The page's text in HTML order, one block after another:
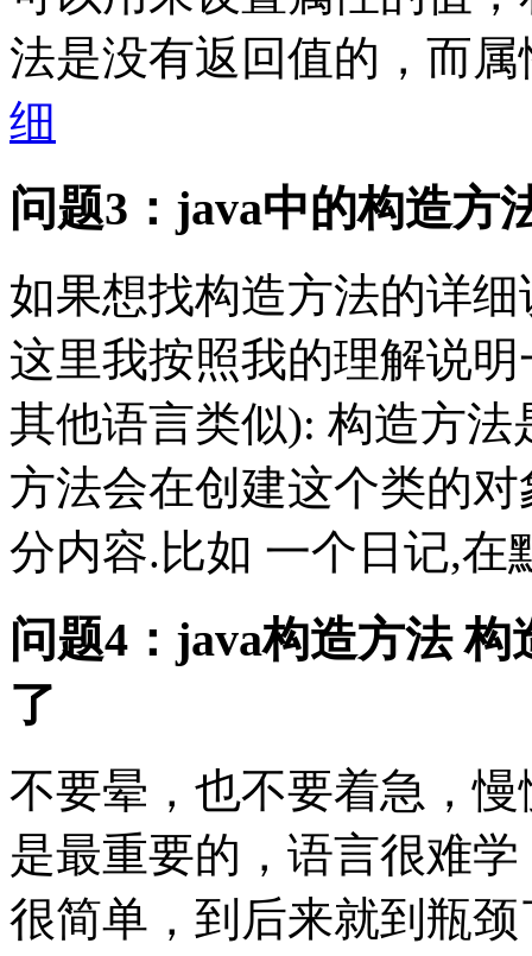
法是没有返回值的，而
细
问题3：java中的构造方
如果想找构造方法的详
这里我按照我的理解说
其他语言类似): 构造方
方法会在创建这个类的
分内容.比如 一个日记,在
问题4：java构造方法
了
不要晕，也不要着急，
是最重要的，语言很难
很简单，到后来就到瓶